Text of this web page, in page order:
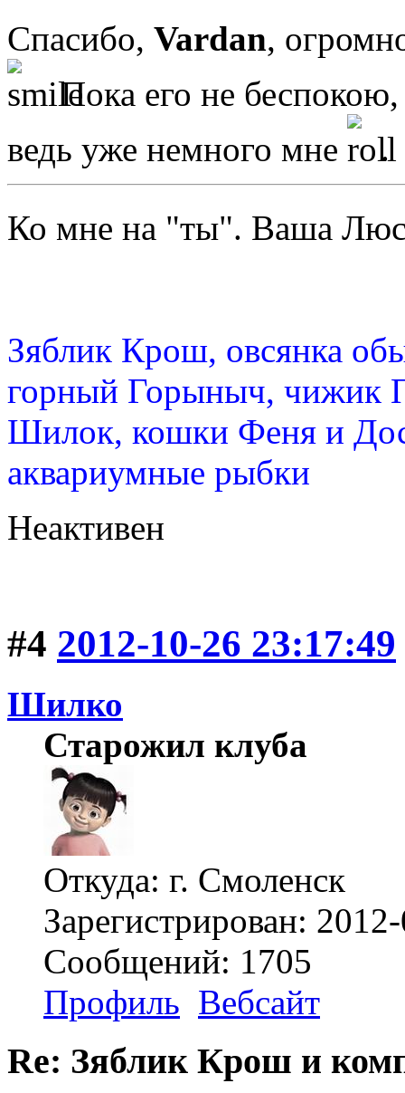
Спасибо, Vardan,
Пока его не беспокою,
ведь уже немного мне
.
Ко мне на "ты". Ваша
Зяблик Крош, овсянка
горный Горыныч, чижик
Шилок, кошки Феня и
аквариумные рыбки
Неактивен
#4 2012-10-26 23:17:49
Шилко
Старожил клуба
Откуда: г. Смоленск
Зарегистрирован:
Сообщений: 1705
Профиль Вебсайт
Re: Зяблик Крош и